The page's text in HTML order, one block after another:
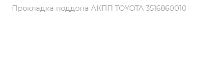
Прокладка поддона АКПП TOYOTA 3516860010